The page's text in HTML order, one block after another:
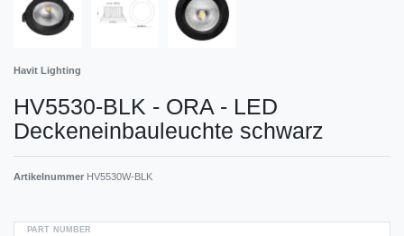
Havit Lighting
HV5530-BLK - ORA - LED
Deckeneinbauleuchte schwarz
Artikelnummer HV5530W-BLK
PART NUMBER